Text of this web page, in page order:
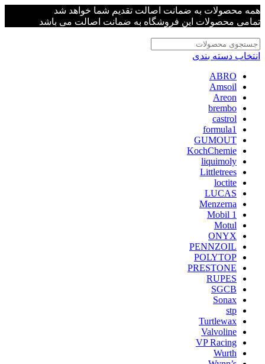
همه محصولات به ضمانت اصالت تقدیم شما خواهد شد
تمامی محصولات این فروشگاه به ضمانت اصالت می باشد
انتخاب دسته بندی
ABRO
Amsoil
Areon
brembo
castrol
formula1
GUMOUT
KochChemie
liquimoly
Littletrees
loctite
LUCAS
Menzerna
Mobil 1
Motul
ONYX
PENNZOIL
POLYTOP
PRESTONE
RUPES
SGCB
Sonax
stp
Turtlewax
Valvoline
VP Racing
Wurth